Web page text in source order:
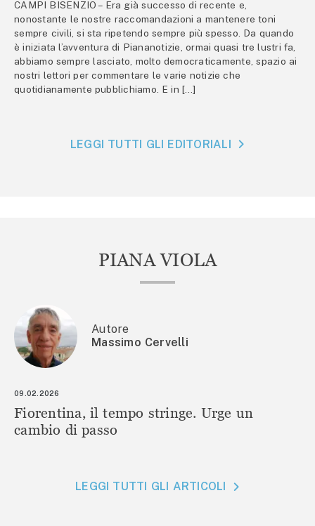
CAMPI BISENZIO – Era già successo di recente e,
nonostante le nostre raccomandazioni a mantenere toni
sempre civili, si sta ripetendo sempre più spesso. Da quando
è iniziata l’avventura di Piananotizie, ormai quasi tre lustri fa,
abbiamo sempre lasciato, molto democraticamente, spazio ai
nostri lettori per commentare le varie notizie che
quotidianamente pubblichiamo. E in […]
LEGGI TUTTI GLI EDITORIALI
PIANA VIOLA
Autore
Massimo Cervelli
09.02.2026
Fiorentina, il tempo stringe. Urge un
cambio di passo
LEGGI TUTTI GLI ARTICOLI